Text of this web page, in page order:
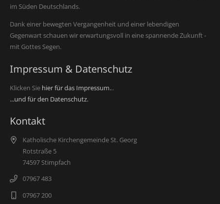
im Süden Deutschlands.
Dank einer bewegten Vergangenheit und einer lebendigen
Gegenwart schauen wir erwartungsvoll in eine spannende Zukunft -
mit Gottes Segen.
Impressum & Datenschutz
Klicken Sie hier für das Impressum...
...und für den Datenschutz.
Kontakt
Katholische Kirchengemeinde St. Georg
Rotstraße 5
74597 Stimpfach
07967 483
07967 200